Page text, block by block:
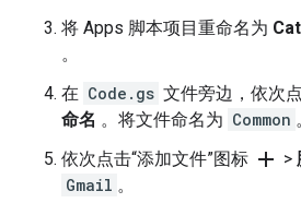
将 Apps 脚本项目重命名为
。
在 Code.gs 文件旁边，依次
命名 。将文件命名为 Common
依次点击“添加文件”图标 add >
Gmail 。